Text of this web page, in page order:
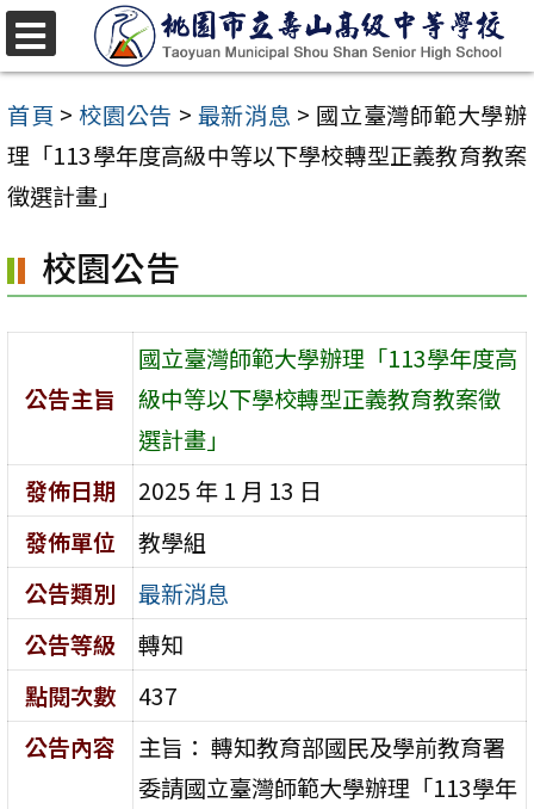
跳
至
主
要
內
區
首頁 > 校園公告 > 最新消息 > 國立臺灣師範大學辦
理「113學年度高級中等以下學校轉型正義教育教案
徵選計畫」
校園公告
公告主旨
國立臺灣師範大學辦理「113學年度高
級中等以下學校轉型正義教育教案徵
選計畫」
發佈日期
2025 年 1 月 13 日
發佈單位
教學組
公告類別
最新消息
公告等級
轉知
點閱次數
437
公告內容
主旨： 轉知教育部國民及學前教育署
委請國立臺灣師範大學辦理「113學年
選
單